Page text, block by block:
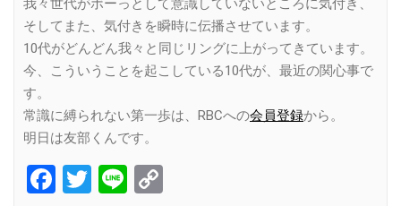
我々世代がボーっとして意識していないところに気付き、
そしてまた、気付きを瞬時に伝播させています。
10代がどんどん我々と同じリングに上がってきています。
今、こういうことを起こしている10代が、最近の関心事で
す。
常識に縛られない第一歩は、RBCへの会員登録から。
明日は友部くんです。
Facebook
Twitter
Line